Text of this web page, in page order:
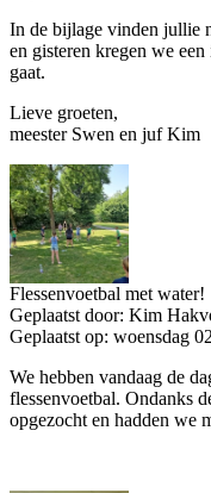
In de bijlage vinden jullie
en gisteren kregen we
gaat.
Lieve groeten,
meester Swen en juf Kim
Flessenvoetbal met water!
Geplaatst door: Kim
Geplaatst op: woensdag
We hebben vandaag de
flessenvoetbal. Ondanks
opgezocht en hadden we